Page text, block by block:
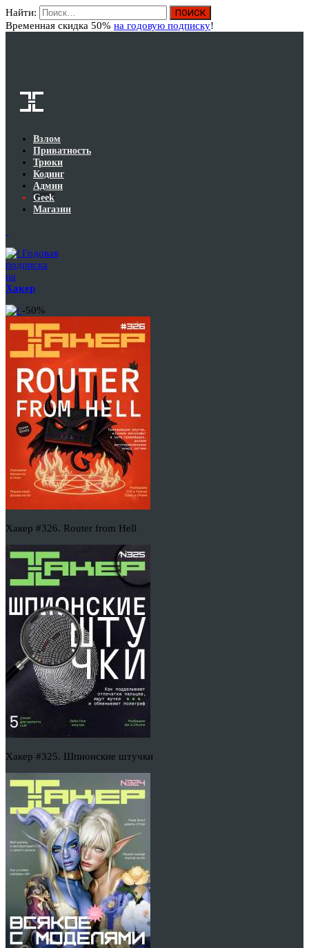
Найти:
Временная скидка 50% на годовую подписку!
Взлом
Приватность
Трюки
Кодинг
Админ
Geek
Магазин
Годовая
подписка
на
Хакер
-50%
Хакер #326. Router from Hell
Хакер #325. Шпионские штучки